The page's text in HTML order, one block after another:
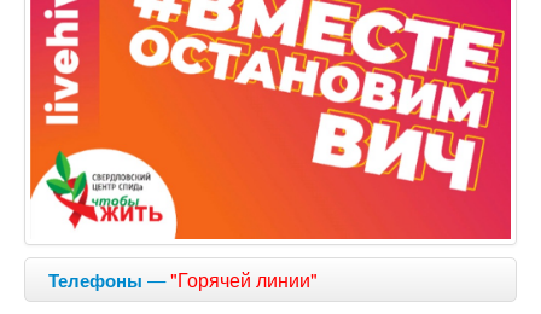
Телефоны —"Горячей линии"